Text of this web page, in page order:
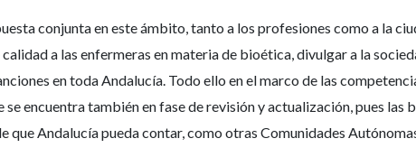
conjunta en este ámbito, tanto a los profesiones como a la
calidad a las enfermeras en materia de bioética, divulgar a la
en toda Andalucía. Todo ello en el marco de las
se encuentra también en fase de revisión y actualización, pues las
Andalucía pueda contar, como otras Comunidades